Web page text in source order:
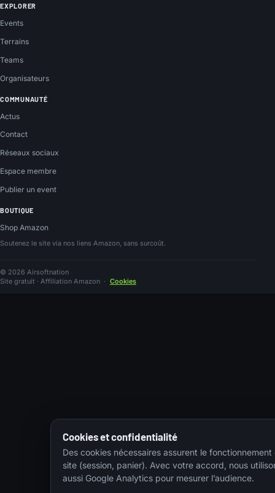
EXPLORER
Events
Terrains
Teams
Organisateurs
COMMUNAUTÉ
Actus
Contact
Réseaux sociaux
Espace membre
Publier un event
BOUTIQUE
Shop Amazon
Soutenez le site via nos liens Amazon, sans surcoût.
© 2026 Airsoftnation
Site gratuit · Affiliation Amazon · Cookies
Cookies et confidentialité
Des cookies nécessaires assurent le fonctionnement
site (session, panier). Avec votre accord, nous
aussi Google Analytics pour mesurer l’audience.